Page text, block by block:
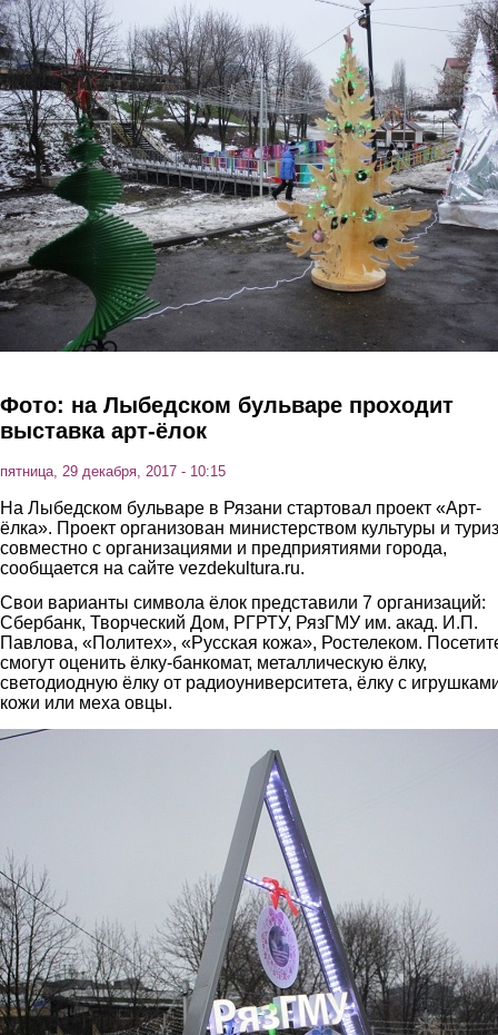
Перейти к основному содержанию
Фото: на Лыбедском бульваре проходит
выставка арт-ёлок
пятница, 29 декабря, 2017 - 10:15
На Лыбедском бульваре в Рязани стартовал проект «Арт-
ёлка». Проект организован министерством культуры и
совместно с организациями и предприятиями города,
сообщается на сайте vezdekultura.ru.
Свои варианты символа ёлок представили 7 организаций:
Сбербанк, Творческий Дом, РГРТУ, РязГМУ им. акад. И.П.
Павлова, «Политех», «Русская кожа», Ростелеком.
смогут оценить ёлку-банкомат, металлическую ёлку,
светодиодную ёлку от радиоуниверситета, ёлку с
кожи или меха овцы.
1.jpg